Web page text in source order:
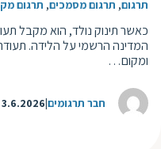
תרגום, תרגום מסמכים, תרגום
כאשר תינוק נולד, הוא מקבל
המדינה הרשמי על הלידה.
ומקום…
חבר תרגומים 3.6.2026